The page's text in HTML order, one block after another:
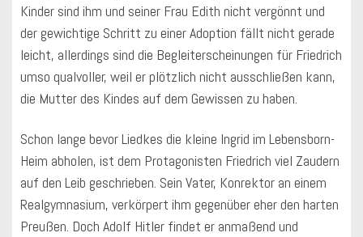
Kinder sind ihm und seiner Frau Edith nicht vergönnt und
der gewichtige Schritt zu einer Adoption fällt nicht gerade
leicht, allerdings sind die Begleiterscheinungen für Friedrich
umso qualvoller, weil er plötzlich nicht ausschließen kann,
die Mutter des Kindes auf dem Gewissen zu haben.
Schon lange bevor Liedkes die kleine Ingrid im Lebensborn-
Heim abholen, ist dem Protagonisten Friedrich viel Zaudern
auf den Leib geschrieben. Sein Vater, Konrektor an einem
Realgymnasium, verkörpert ihm gegenüber eher den harten
Preußen. Doch Adolf Hitler findet er anmaßend und